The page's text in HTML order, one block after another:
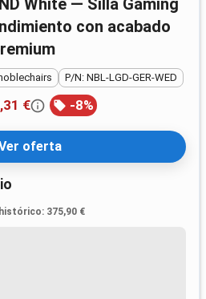
con acabado
P/N: NBL-LGD-GER-WED
€ -8%
oferta
: 375,90 €